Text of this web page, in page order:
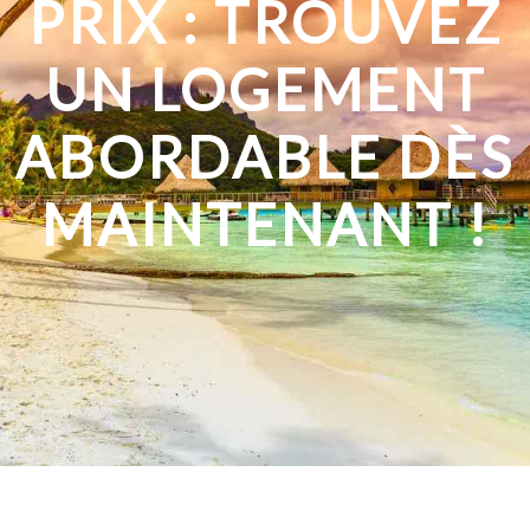
PRIX : TROUVEZ
UN LOGEMENT
ABORDABLE DÈS
MAINTENANT !